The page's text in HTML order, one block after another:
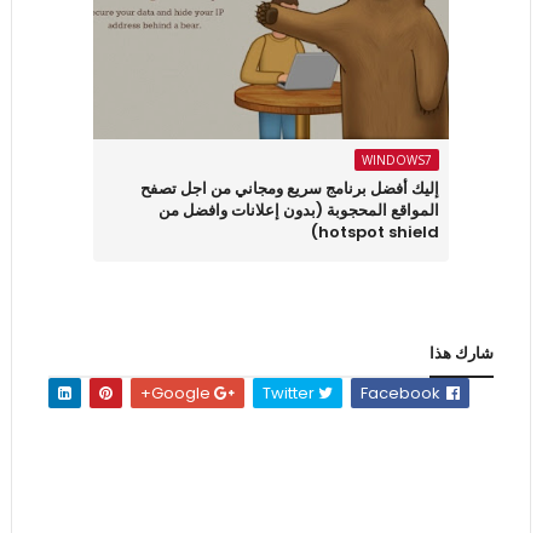
WINDOWS7
إليك أفضل برنامج سريع ومجاني من اجل تصفح
المواقع المحجوبة (بدون إعلانات وافضل من
hotspot shield)
شارك هذا
Twitter